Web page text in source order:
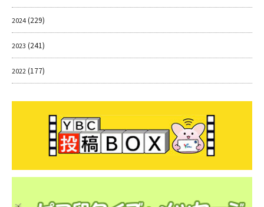
2024(229)
2023 (241)
2022 (177)